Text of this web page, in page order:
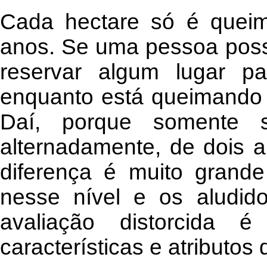
Cada hectare só é
anos. Se uma pessoa
reservar algum lugar
enquanto está
Daí, porque somente
alternadamente, de dois
diferença é muito
nesse nível e os
avaliação distorcida
características e atributos